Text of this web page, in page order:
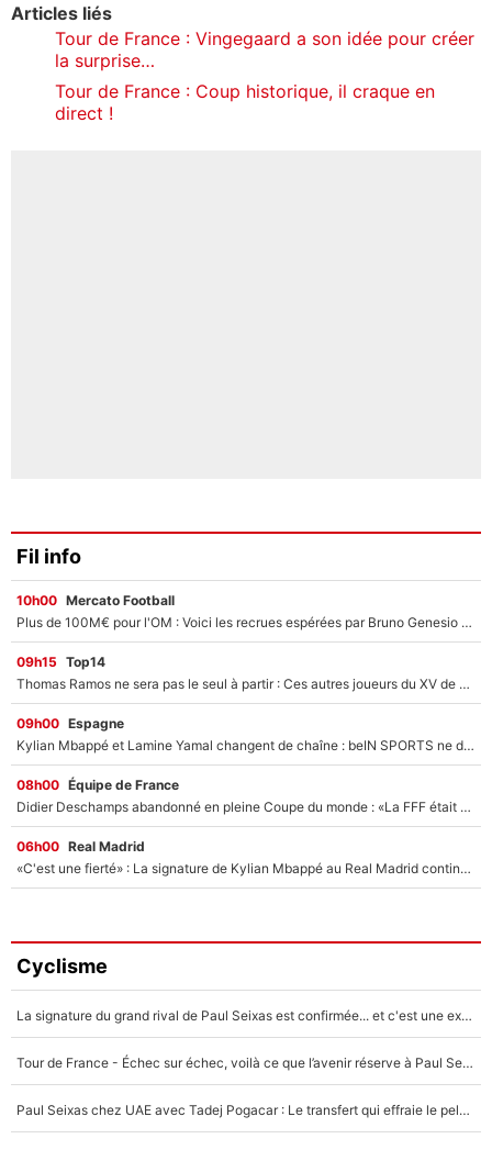
Articles liés
Tour de France : Vingegaard a son idée pour créer
la surprise…
Tour de France : Coup historique, il craque en
direct !
Fil info
10h00 Mercato Football
Plus de 100M€ pour l'OM : Voici les recrues espérées par Bruno Genesio et Grégory Lorenzi après l’opération dégraissage
09h15 Top14
Thomas Ramos ne sera pas le seul à partir : Ces autres joueurs du XV de France pourraient aussi quitter le Stade Toulousain, un club de Top 14 est déjà sur les rangs
09h00 Espagne
Kylian Mbappé et Lamine Yamal changent de chaîne : beIN SPORTS ne digère pas cette décision historique et prédit un fiasco pour la Liga
08h00 Équipe de France
Didier Deschamps abandonné en pleine Coupe du monde : «La FFF était déjà passée à Zinedine Zidane»
06h00 Real Madrid
«C'est une fierté» : La signature de Kylian Mbappé au Real Madrid continue de régaler l'Espagne
Cyclisme
La signature du grand rival de Paul Seixas est confirmée... et c'est une excellente nouvelle pour l'équipe Decathlon-CMA CGM !
Tour de France - Échec sur échec, voilà ce que l’avenir réserve à Paul Seixas : «Tant qu’il y aura un Pogacar comme celui-là...»
Paul Seixas chez UAE avec Tadej Pogacar : Le transfert qui effraie le peloton, «c’est la pire des choses qui puisse arriver»